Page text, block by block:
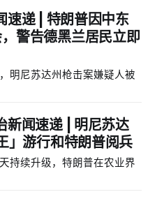
普表示哈梅内伊「是个容易
干掉他，同时警告「我们的
曾拒绝以色列提出的暗杀哈
化冲突。特朗普提前结束七
机，表示正寻求冲突的「真
在白宫战情室与高级顾问会
军事打击在内的多种选项。
列对伊朗的攻击，但美国在
三艘驱逐舰进入地中海东
伯海。（WSJ） * 伊朗
地袭击：据美国官员审阅的
列对伊朗的战争，伊朗已准
中东地区美军基地。随着以
速递 | 特朗普因中东
警告德黑兰居民立即
明尼苏达州枪击案嫌疑人被
新闻速递 | 明尼苏达
」游行和特朗普阅兵
持续升级，特朗普在农业界